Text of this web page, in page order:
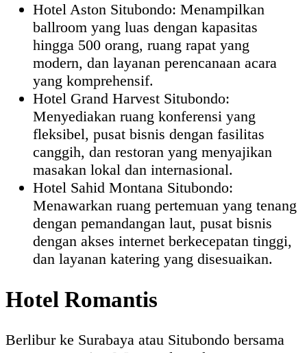
Hotel Aston Situbondo: Menampilkan
ballroom yang luas dengan kapasitas
hingga 500 orang, ruang rapat yang
modern, dan layanan perencanaan acara
yang komprehensif.
Hotel Grand Harvest Situbondo:
Menyediakan ruang konferensi yang
fleksibel, pusat bisnis dengan fasilitas
canggih, dan restoran yang menyajikan
masakan lokal dan internasional.
Hotel Sahid Montana Situbondo:
Menawarkan ruang pertemuan yang tenang
dengan pemandangan laut, pusat bisnis
dengan akses internet berkecepatan tinggi,
dan layanan katering yang disesuaikan.
Hotel Romantis
Berlibur ke Surabaya atau Situbondo bersama